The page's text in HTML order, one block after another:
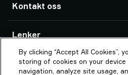
Produkter
Referanser
Om TAWI
Vaculex er TAWI
Kontakt oss
TAWI Offices & Partners
Piab Lifting Automation
Bredmyra 10
Lenker
Om Piab Group
TAWI - en del av Piab Group
By clicking “Accept All Cookies”,
storing of cookies on your
navigation, analyze site usage,